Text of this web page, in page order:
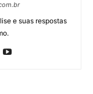
e suas respostas